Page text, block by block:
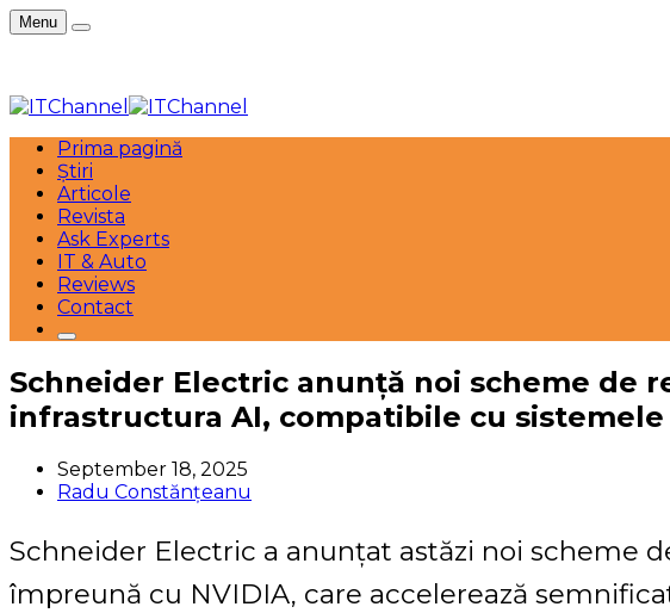
Menu
Prima pagină
Știri
Articole
Revista
Ask Experts
IT & Auto
Reviews
Contact
Schneider Electric anunță noi scheme de
infrastructura AI, compatibile cu sistemele
September 18, 2025
Radu Constănțeanu
Schneider Electric a anunțat astăzi noi scheme
împreună cu NVIDIA, care accelerează